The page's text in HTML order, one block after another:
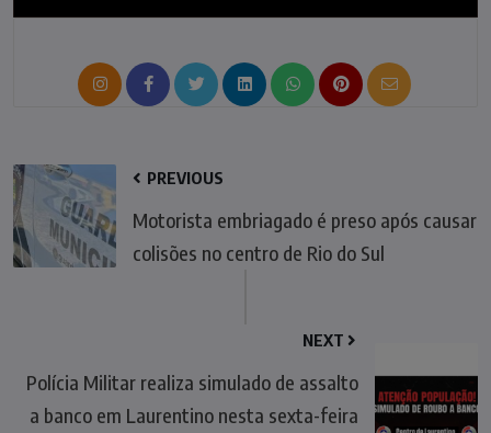
PREVIOUS
Motorista embriagado é preso após causar
colisões no centro de Rio do Sul
NEXT
Polícia Militar realiza simulado de assalto
a banco em Laurentino nesta sexta-feira